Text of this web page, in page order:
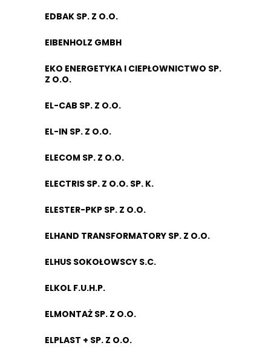
EDBAK SP. Z O.O.
EIBENHOLZ GMBH
EKO ENERGETYKA I CIEPŁOWNICTWO SP.
Z O.O.
EL-CAB SP. Z O.O.
EL-IN SP. Z O.O.
ELECOM SP. Z O.O.
ELECTRIS SP. Z O.O. SP. K.
ELESTER-PKP SP. Z O.O.
ELHAND TRANSFORMATORY SP. Z O.O.
ELHUS SOKOŁOWSCY S.C.
ELKOL F.U.H.P.
ELMONTAŻ SP. Z O.O.
ELPLAST + SP. Z O.O.